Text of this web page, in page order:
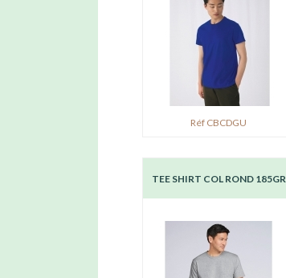
Réf CBCDGU
TEE SHIRT COL ROND 185GR